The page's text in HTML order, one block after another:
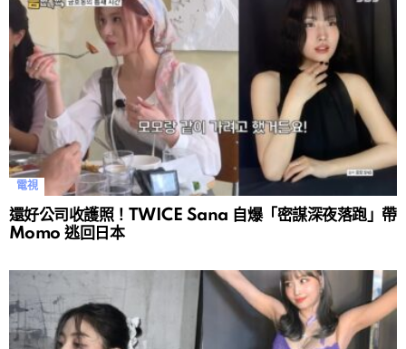
電視
還好公司收護照！TWICE Sana 自爆「密謀深夜落跑」帶
Momo 逃回日本